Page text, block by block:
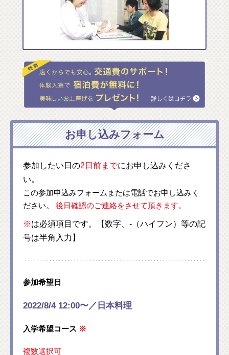
お申し込みフォーム
参加したい日の2日前までにお申し込みくださ
い。
この参加申込みフォームまたは電話でお申し込みく
ださい。 後日確認のご連絡をさせて頂きます。
※は必須項目です。【数字、-（ハイフン）等の記
号は半角入力】
参加希望日
2022/8/4 12:00〜／日本料理
入学希望コース ※
複数選択可